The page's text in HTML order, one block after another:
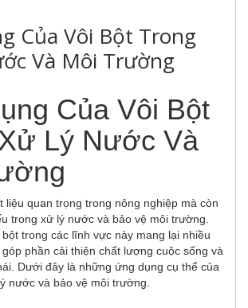
Của Vôi Bột Trong
Và Môi Trường
Của Vôi Bột
Lý Nước Và
liệu quan trọng trong nông nghiệp mà còn
trong xử lý nước và bảo vệ môi trường.
trong các lĩnh vực này mang lại nhiều
phần cải thiện chất lượng cuộc sống và
Dưới đây là những ứng dụng cụ thể của
nước và bảo vệ môi trường.